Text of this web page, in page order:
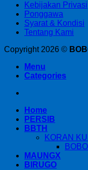
Kebijakan Privasi
Ponggawa
Syarat & Kondisi
Tentang Kami
Copyright 2026 ©
Menu
Categories
Home
PERSIB
BBTH
KORAN
MAUNGX
BIRUGO